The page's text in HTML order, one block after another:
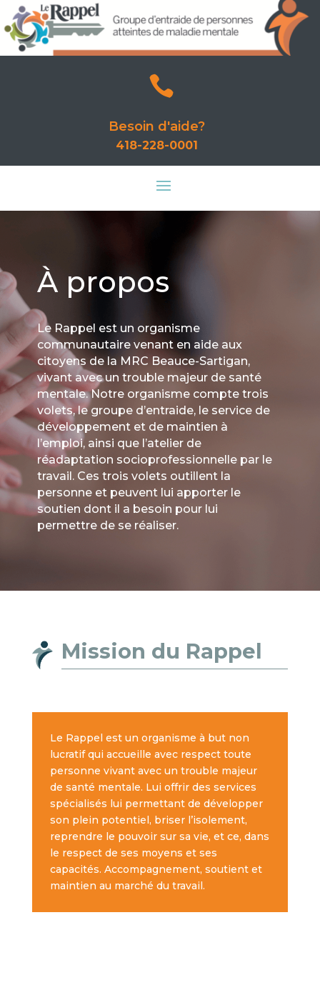

Besoin d'aide?
418-228-0001
À propos
Le Rappel est un organisme
communautaire venant en aide aux
citoyens de la MRC Beauce-Sartigan,
vivant avec un trouble majeur de santé
mentale. Notre organisme compte trois
volets, le groupe d’entraide, le service de
développement et de maintien à
l’emploi, ainsi que l’atelier de
réadaptation socioprofessionnelle par le
travail. Ces trois volets outillent la
personne et peuvent lui apporter le
soutien dont il a besoin pour lui
permettre de se réaliser.
Mission du Rappel
Le Rappel est un organisme à but non
lucratif qui accueille avec respect toute
personne vivant avec un trouble majeur
de santé mentale. Lui offrir des services
spécialisés lui permettant de développer
son plein potentiel, briser l’isolement,
reprendre le pouvoir sur sa vie, et ce, dans
le respect de ses moyens et ses
capacités. Accompagnement, soutient et
maintien au marché du travail.